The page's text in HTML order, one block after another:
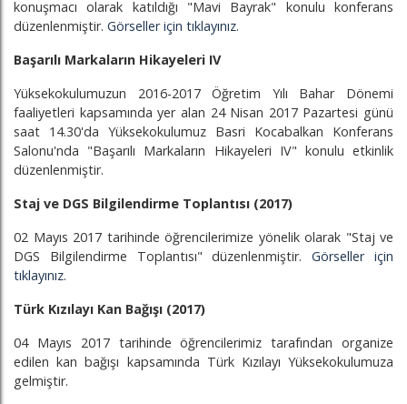
konuşmacı olarak katıldığı "Mavi Bayrak" konulu konferans
düzenlenmiştir. Görseller için tıklayınız.
Başarılı Markaların Hikayeleri IV
Yüksekokulumuzun 2016-2017 Öğretim Yılı Bahar Dönemi
faaliyetleri kapsamında yer alan 24 Nisan 2017 Pazartesi günü
saat 14.30'da Yüksekokulumuz Basri Kocabalkan Konferans
Salonu'nda "Başarılı Markaların Hikayeleri IV" konulu etkinlik
düzenlenmiştir.
Staj ve DGS Bilgilendirme Toplantısı (2017)
02 Mayıs 2017 tarihinde öğrencilerimize yönelik olarak "Staj ve
DGS Bilgilendirme Toplantısı" düzenlenmiştir.Görseller için
tıklayınız.
Türk Kızılayı Kan Bağışı (2017)
04 Mayıs 2017 tarihinde öğrencilerimiz tarafından organize
edilen kan bağışı kapsamında Türk Kızılayı Yüksekokulumuza
gelmiştir.